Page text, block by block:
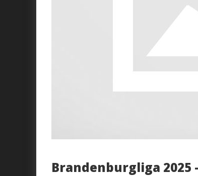
Brandenburgliga 2025